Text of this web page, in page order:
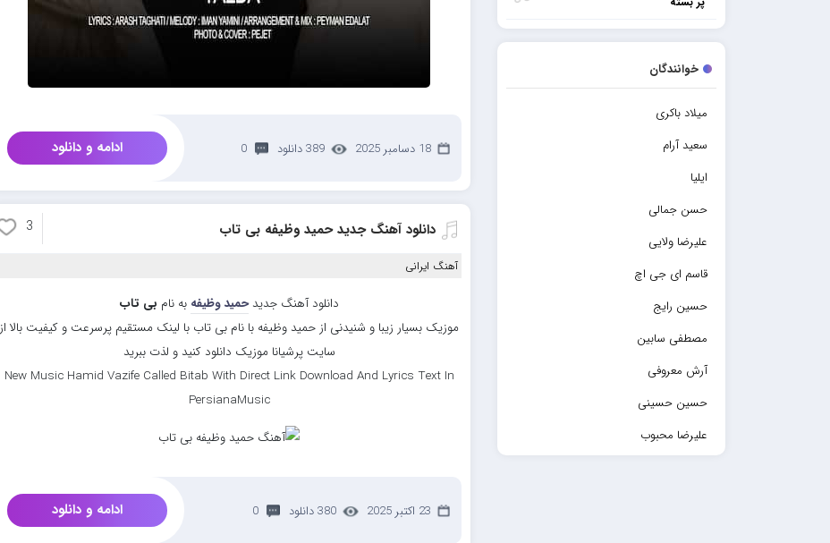
خوانندگان
میلاد باکری
سعید آرام
ایلیا
حسن جمالی
علیرضا ولایی
قاسم ای جی اچ
حسین رایج
مصطفی سابین
آرش معروفی
حسین حسینی
علیرضا محبوب
18 دسامبر 2025 389 دانلود 0 ادامه و دانلود
دانلود آهنگ جدید حمید وظیفه بی تاب 3
آهنگ ایرانی
دانلود آهنگ جدیدحمید وظیفه به نام بی تاب
موزیک بسیار زیبا و شنیدنی از حمید وظیفه با نام بی تاب با لینک مستقیم پرسرعت و کیفیت بالا از
سایت پرشیانا موزیک دانلود کنید و لذت ببرید
New Music Hamid Vazife Called Bitab With Direct Link Download And Lyrics Text In
PersianaMusic
23 اکتبر 2025 380 دانلود 0 ادامه و دانلود